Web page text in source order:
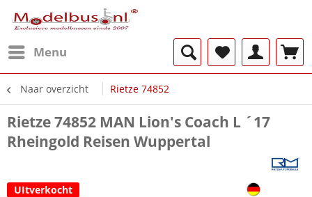
Menu
Naar overzicht Rietze 74852
Rietze 74852 MAN Lion's Coach L ´17
Rheingold Reisen Wuppertal
UItverkocht